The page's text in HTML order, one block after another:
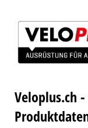
Veloplus.ch